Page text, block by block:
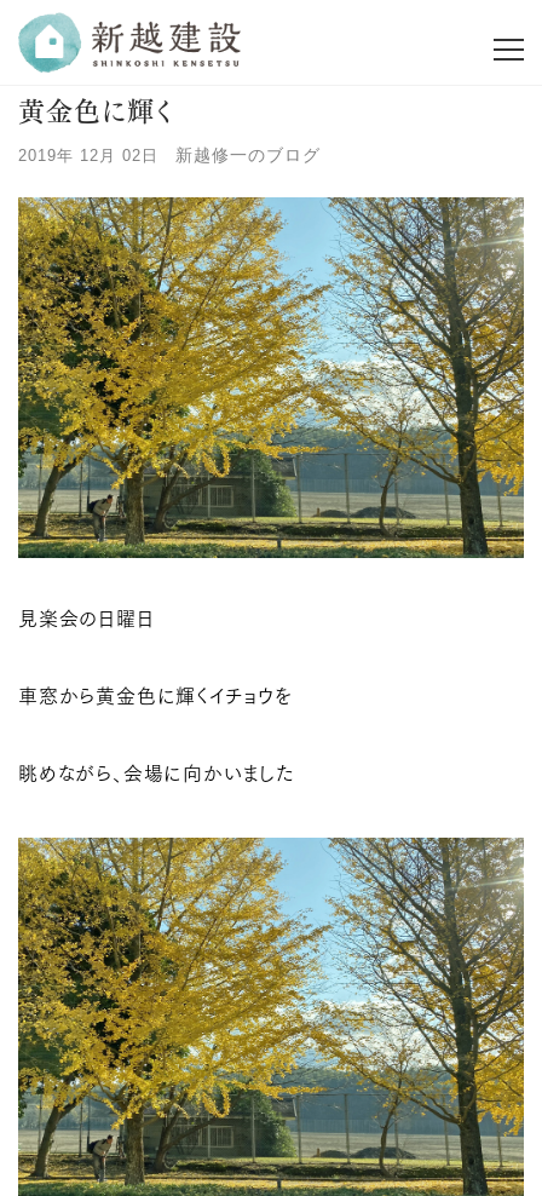
黄金色に輝く
2019年 12月 02日 新越修一のブログ
見楽会の日曜日
車窓から黄金色に輝くイチョウを
眺めながら、会場に向かいました